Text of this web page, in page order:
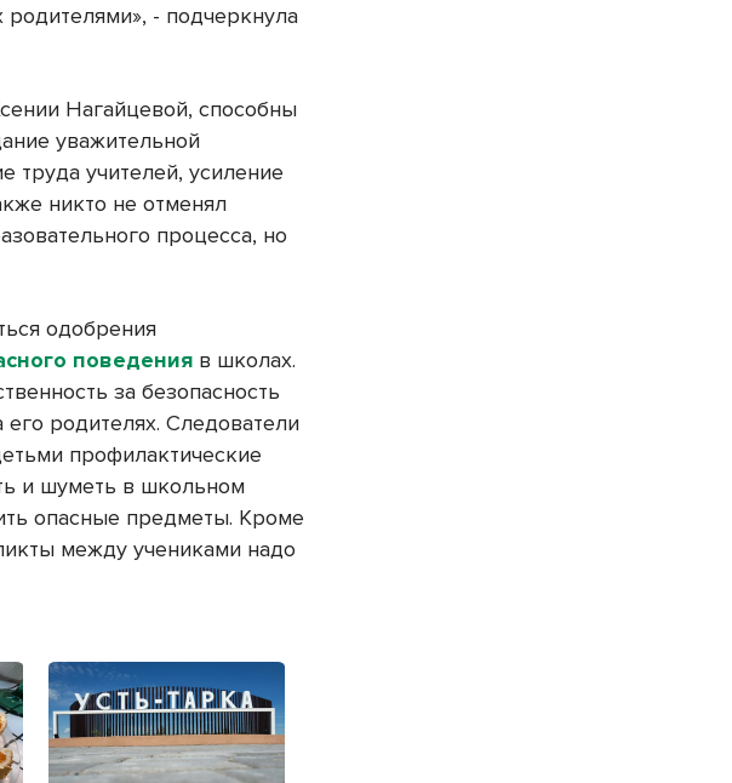
- подчеркнула
Нагайцевой, способны
уважительной
учителей, усиление
никто не отменял
процесса, но
одобрения
поведения в школах.
за безопасность
родителях. Следователи
профилактические
и шуметь в школьном
опасные предметы. Кроме
между учениками надо